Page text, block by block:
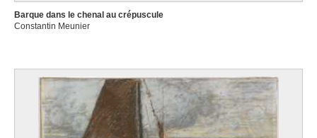
Barque dans le chenal au crépuscule
Constantin Meunier